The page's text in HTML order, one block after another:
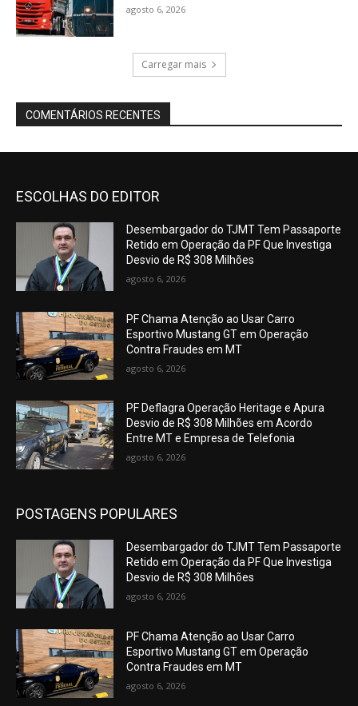
agosto 6, 2026
Carregar mais
COMENTÁRIOS RECENTES
ESCOLHAS DO EDITOR
Desembargador do TJMT Tem Passaporte
Retido em Operação da PF Que Investiga
Desvio de R$ 308 Milhões
agosto 6, 2026
PF Chama Atenção ao Usar Carro
Esportivo Mustang GT em Operação
Contra Fraudes em MT
agosto 6, 2026
PF Deflagra Operação Heritage e Apura
Desvio de R$ 308 Milhões em Acordo
Entre MT e Empresa de Telefonia
agosto 6, 2026
POSTAGENS POPULARES
Desembargador do TJMT Tem Passaporte
Retido em Operação da PF Que Investiga
Desvio de R$ 308 Milhões
agosto 6, 2026
PF Chama Atenção ao Usar Carro
Esportivo Mustang GT em Operação
Contra Fraudes em MT
agosto 6, 2026